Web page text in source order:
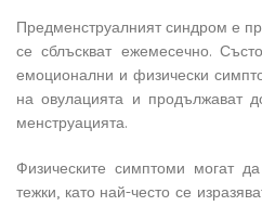
Предменструалният синдром е
се сблъскват ежемесечно.
емоционални и физически
на овулацията и продължават
менструацията.
Физическите симптоми могат
тежки, като най-често се